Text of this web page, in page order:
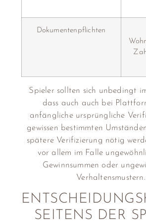
Dokumentenpflichten
Spieler sollten sich unbedingt
dass auch auch bei
anfängliche ursprüngliche
gewissen bestimmten
spätere Verifizierung nötig
vor allem im Falle
Gewinnsummen oder
Verhaltensmustern.
SEITENS DER